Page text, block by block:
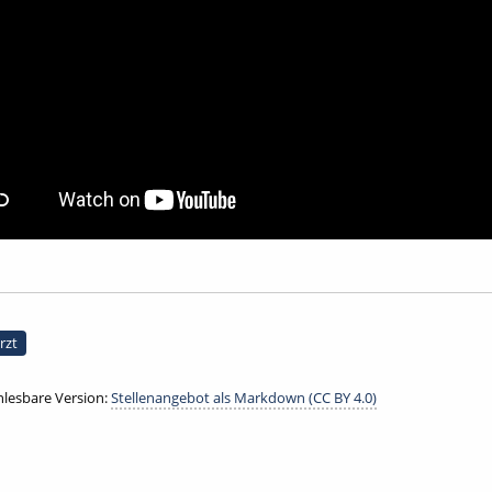
Version:Stellenangebot als Markdown (CC BY 4.0)